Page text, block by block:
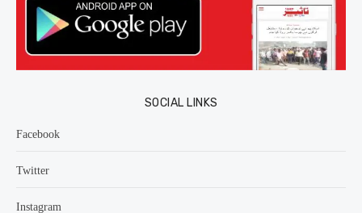
SOCIAL LINKS
Facebook
Twitter
Instagram